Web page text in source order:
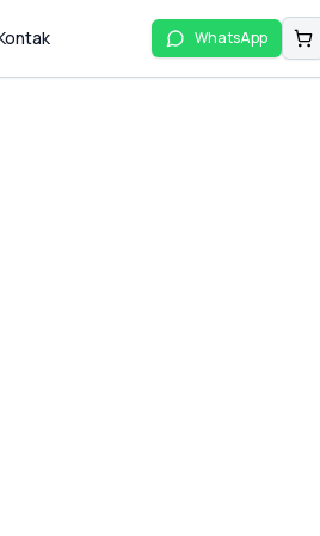
WhatsApp